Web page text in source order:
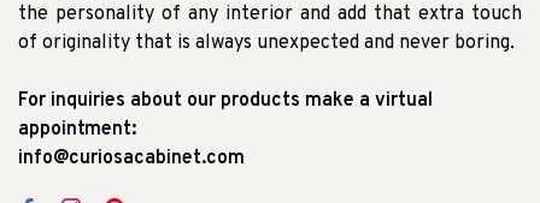
the personality of any interior and add that extra touch
of originality that is always unexpected and never boring.
For inquiries about our products make a virtual
appointment:
info@curiosacabinet.com